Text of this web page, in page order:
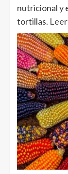
nutricional y
tortillas.